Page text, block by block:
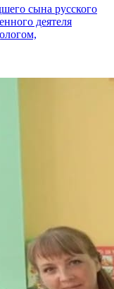
сына русского
деятеля